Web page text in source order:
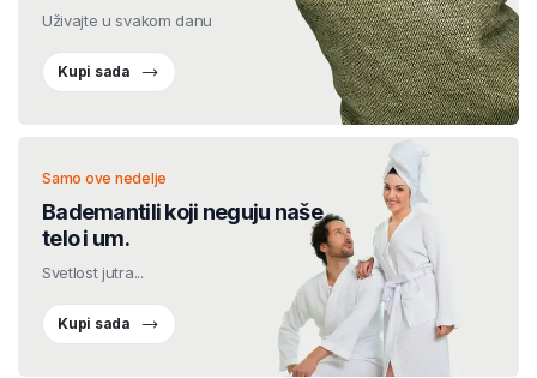
Uživajte u svakom danu
Kupi sada
Samo ove nedelje
Bademantili koji neguju naše
telo i um.
Svetlost jutra...
Kupi sada